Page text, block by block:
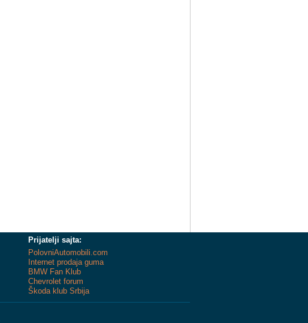
Prijatelji sajta:
PolovniAutomobili.com
Internet prodaja guma
BMW Fan Klub
Chevrolet forum
Škoda klub Srbija